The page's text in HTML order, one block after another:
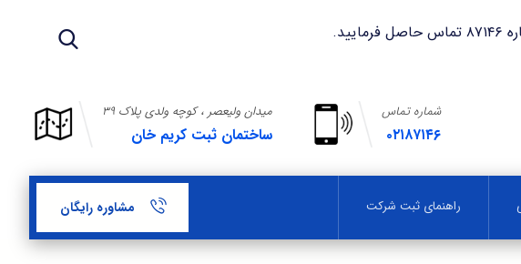
میدان ولیعصر ، کوچه ولدی پلاک ۳۹
ساختمان ثبت کریم خان
شماره تماس
۰۲۱۸۷۱۴۶
راهنمای ثبت شرکت مشاوره رایگان